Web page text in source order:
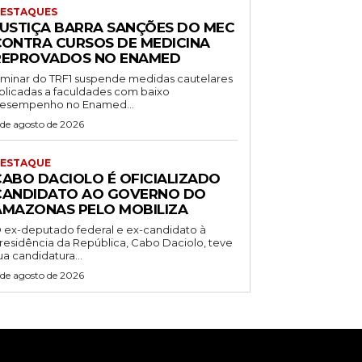
BARRA SANÇÕES DO MEC
CURSOS DE MEDICINA
NO ENAMED
do TRF1 suspende medidas cautelares
a faculdades com baixo
no Enamed...
agosto de 2026
DACIOLO É OFICIALIZADO
AO GOVERNO DO
PELO MOBILIZA
ex-deputado federal e ex-candidato à
da República, Cabo Daciolo, teve
candidatura...
agosto de 2026